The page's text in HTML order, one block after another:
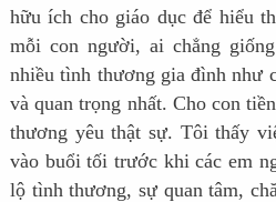
hữu ích cho giáo dục để hiểu
mỗi con người, ai chẳng
nhiều tình thương gia đình như
và quan trọng nhất. Cho con
thương yêu thật sự. Tôi thấy
vào buổi tối trước khi các em
lộ tình thương, sự quan tâm,